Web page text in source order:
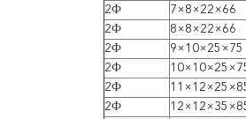
2Ф
7×8×22×66
2Ф
8×8×22×66
2Ф
9×10×25×75
2Ф
2Ф
2Ф